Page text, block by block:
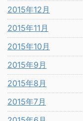
2015年12月
2015年11月
2015年10月
2015年9月
2015年8月
2015年7月